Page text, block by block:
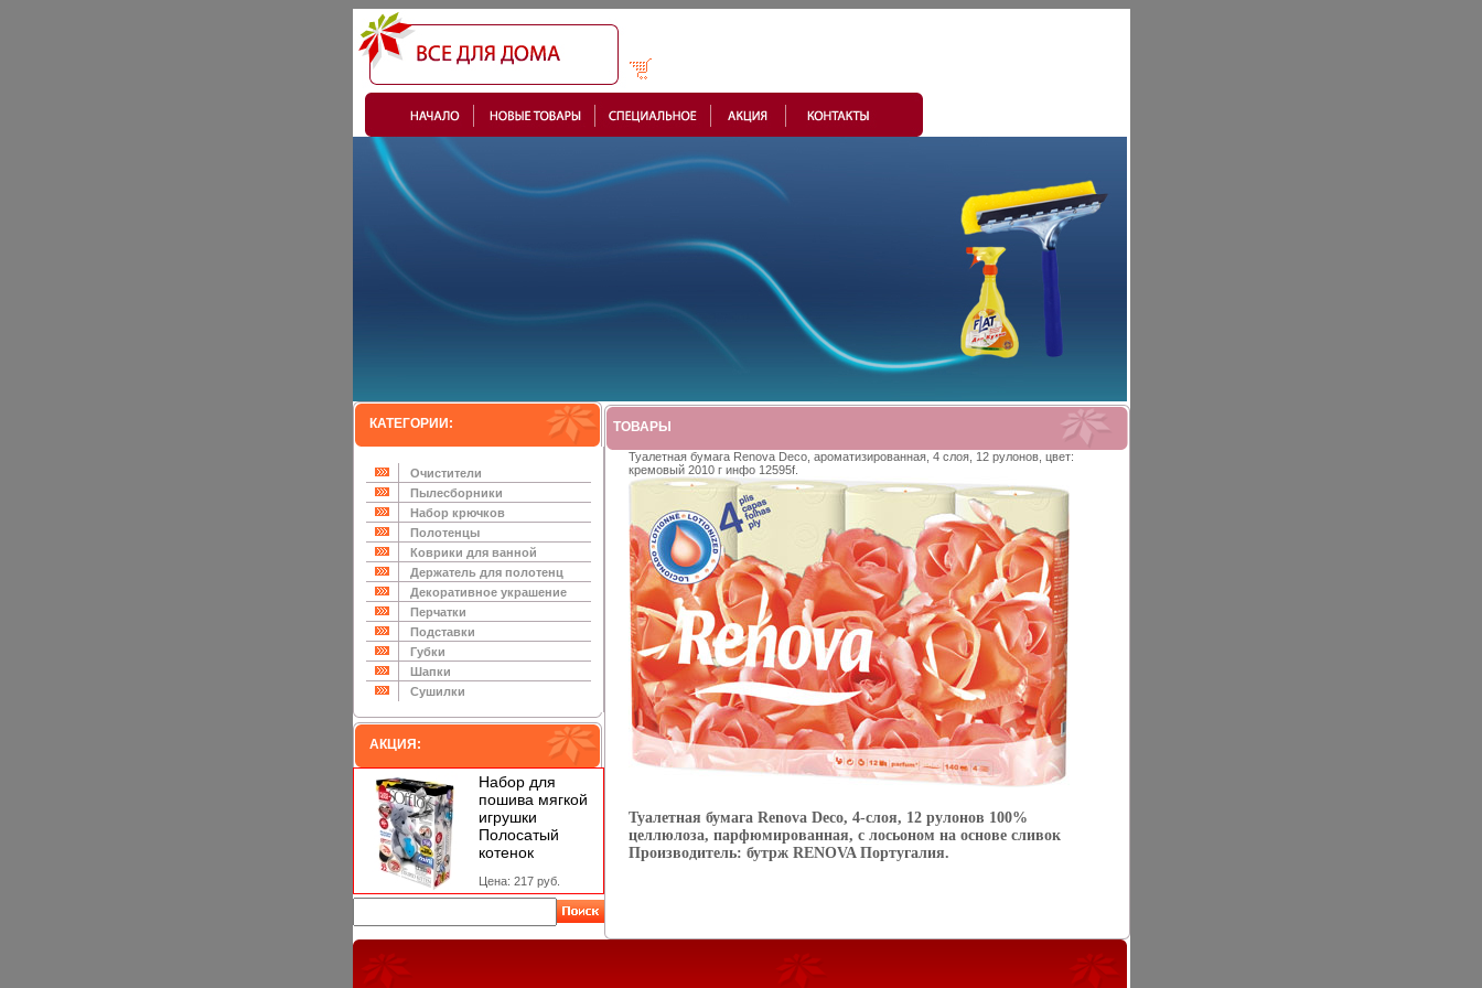
КАТЕГОРИИ:
Очистители
Пылесборники
Набор крючков
Полотенцы
Коврики для ванной
Держатель для полотенц
Декоративное украшение
Перчатки
Подставки
Губки
Шапки
Сушилки
АКЦИЯ:
Набор для
пошива мягкой
игрушки
Полосатый
котенок
Цена: 217 руб.
ТОВАРЫ
Туалетная бумага Renova Deco, ароматизированная, 4 слоя, 12 рулонов, цвет:
кремовый 2010 г инфо 12595f.
Туалетная бумага Renova Deco, 4-слоя, 12 рулонов 100%
целлюлоза, парфюмированная, с лосьоном на основе сливок
Производитель: бутрж RENOVA Португалия.